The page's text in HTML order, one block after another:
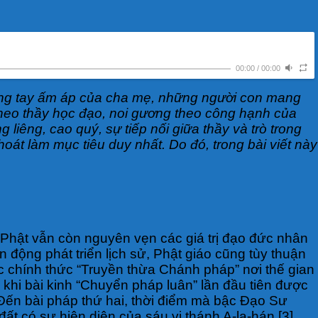
00:00 / 00:00
tay ấm áp của cha mẹ, những người con mang
thầy học đạo, noi gương theo công hạnh của
liêng, cao quý, sự tiếp nối giữa thầy và trò trong
làm mục tiêu duy nhất. Do đó, trong bài viết này
vẫn còn nguyên vẹn các giá trị đạo đức nhân
động phát triển lịch sử, Phật giáo cũng tùy thuận
thức “Truyền thừa Chánh pháp” nơi thế gian
bài kinh “Chuyển pháp luân” lần đầu tiên được
bài pháp thứ hai, thời điểm mà bậc Đạo Sư